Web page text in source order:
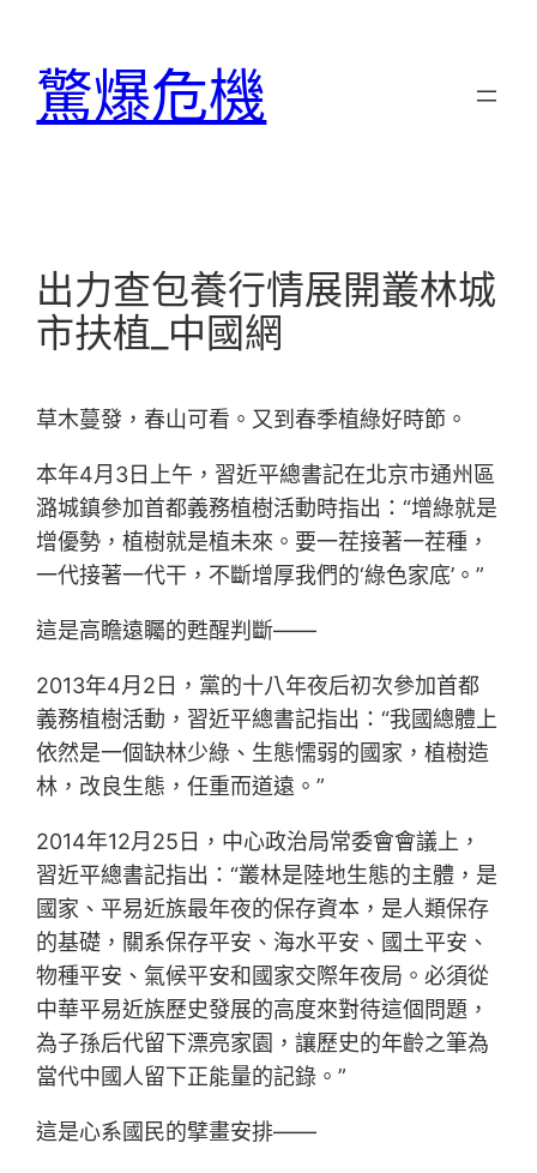
驚爆危機
出力查包養行情展開叢林城
市扶植_中國網
草木蔓發，春山可看。又到春季植綠好時節。
本年4月3日上午，習近平總書記在北京市通州區
潞城鎮參加首都義務植樹活動時指出：“增綠就是
增優勢，植樹就是植未來。要一茬接著一茬種，
一代接著一代干，不斷增厚我們的‘綠色家底’。”
這是高瞻遠矚的甦醒判斷——
2013年4月2日，黨的十八年夜后初次參加首都
義務植樹活動，習近平總書記指出：“我國總體上
依然是一個缺林少綠、生態懦弱的國家，植樹造
林，改良生態，任重而道遠。”
2014年12月25日，中心政治局常委會會議上，
習近平總書記指出：“叢林是陸地生態的主體，是
國家、平易近族最年夜的保存資本，是人類保存
的基礎，關系保存平安、海水平安、國土平安、
物種平安、氣候平安和國家交際年夜局。必須從
中華平易近族歷史發展的高度來對待這個問題，
為子孫后代留下漂亮家園，讓歷史的年齡之筆為
當代中國人留下正能量的記錄。”
這是心系國民的擘畫安排——